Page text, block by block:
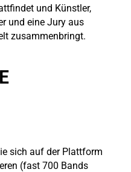
und Künstler,
und eine Jury aus
zusammenbringt.
sich auf der Plattform
(fast 700 Bands